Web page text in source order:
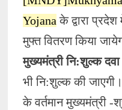
Yojanaके द्वारा
मुफ्त वितरण किया
मुख्यमंत्री नि:शुल्क दवा
भी नि:शुल्क की
के वर्तमान मुख्यमंत्री